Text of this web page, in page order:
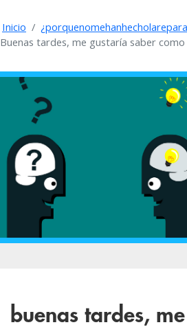
Inicio
Buenas tardes, me gustaría saber
buenas tardes,